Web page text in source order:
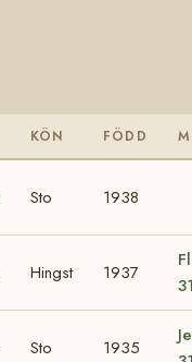
KÖN FÖDD
Sto 1938
Hingst 1937
Sto 1935